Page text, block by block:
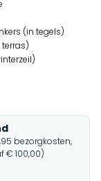
(in tegels)
bezorgkosten,
€ 100,00)